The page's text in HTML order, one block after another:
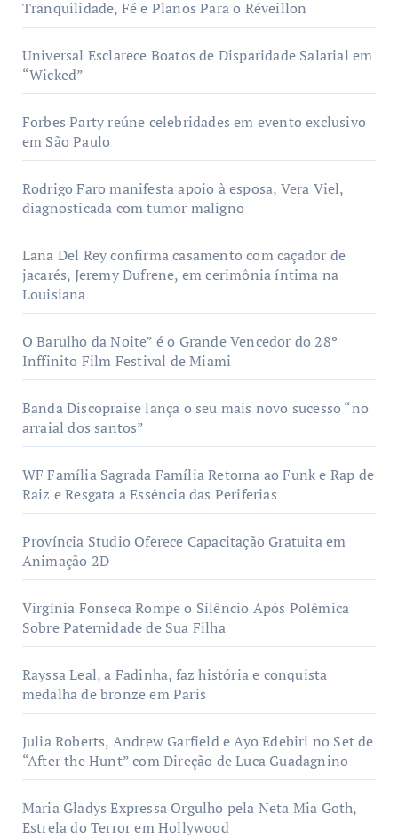
Tranquilidade, Fé e Planos Para o Réveillon
Universal Esclarece Boatos de Disparidade Salarial em
“Wicked”
Forbes Party reúne celebridades em evento exclusivo
em São Paulo
Rodrigo Faro manifesta apoio à esposa, Vera Viel,
diagnosticada com tumor maligno
Lana Del Rey confirma casamento com caçador de
jacarés, Jeremy Dufrene, em cerimônia íntima na
Louisiana
O Barulho da Noite” é o Grande Vencedor do 28º
Inffinito Film Festival de Miami
Banda Discopraise lança o seu mais novo sucesso “no
arraial dos santos”
WF Família Sagrada Família Retorna ao Funk e Rap de
Raiz e Resgata a Essência das Periferias
Província Studio Oferece Capacitação Gratuita em
Animação 2D
Virgínia Fonseca Rompe o Silêncio Após Polêmica
Sobre Paternidade de Sua Filha
Rayssa Leal, a Fadinha, faz história e conquista
medalha de bronze em Paris
Julia Roberts, Andrew Garfield e Ayo Edebiri no Set de
“After the Hunt” com Direção de Luca Guadagnino
Maria Gladys Expressa Orgulho pela Neta Mia Goth,
Estrela do Terror em Hollywood